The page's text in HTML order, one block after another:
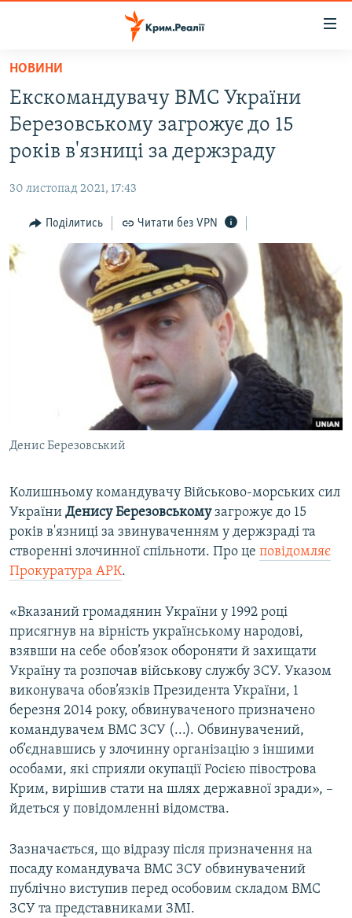
Перейти
основного
матеріалу
Перейти
до
основної
Перейти
до
пошуку
ВІДЕО ТА ФОТО
БЛОГИ
ПОГЛЯД
ІНТЕРВ'Ю
ВСЕ ЗА ДЕНЬ
СПЕЦПРОЕКТИ
ВІДЕОУРОКИ «ELIFBE»
СВІДЧЕННЯ ОКУПАЦІЇ
УКРАЇНСЬКА ПРОБЛЕМА КРИМУ
ІНФОГРАФІКА
ЯК ОБІЙТИ БЛОКУВАННЯ
ДОЛУЧАЙСЯ!
Усі сайти RFE/RL
НОВИНИ
Екскомандувачу ВМС України
Березовському загрожує до 15
років в'язниці за держзраду
30 листопад 2021, 17:43
Поділитись Читати без VPN
Денис Березовський
Колишньому командувачу Військово-морських сил
України Денису Березовськомузагрожує до 15
років в'язниці за звинуваченням у держзраді та
створенні злочинної спільноти. Про це повідомляє
Прокуратура АРК.
«Вказаний громадянин України у 1992 році
присягнув на вірність українському народові,
взявши на себе обов’язок обороняти й захищати
Україну та розпочав військову службу ЗСУ. Указом
виконувача обов’язків Президента України, 1
березня 2014 року, обвинуваченого призначено
командувачем ВМС ЗСУ (...). Обвинувачений,
об’єднавшись у злочинну організацію з іншими
особами, які сприяли окупації Росією півострова
Крим, вирішив стати на шлях державної зради», –
йдеться у повідомленні відомства.
Зазначається, що відразу після призначення на
посаду командувача ВМС ЗСУ обвинувачений
публічно виступив перед особовим складом ВМС
ЗСУ та представниками ЗМІ.